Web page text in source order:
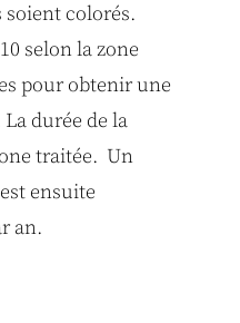
colorés.
selon la zone
pour obtenir une
durée de la
traitée. Un
ensuite
an.